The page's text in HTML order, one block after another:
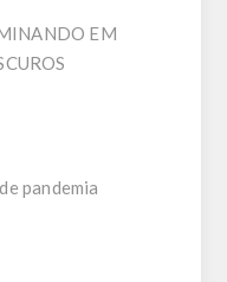
EM
pandemia